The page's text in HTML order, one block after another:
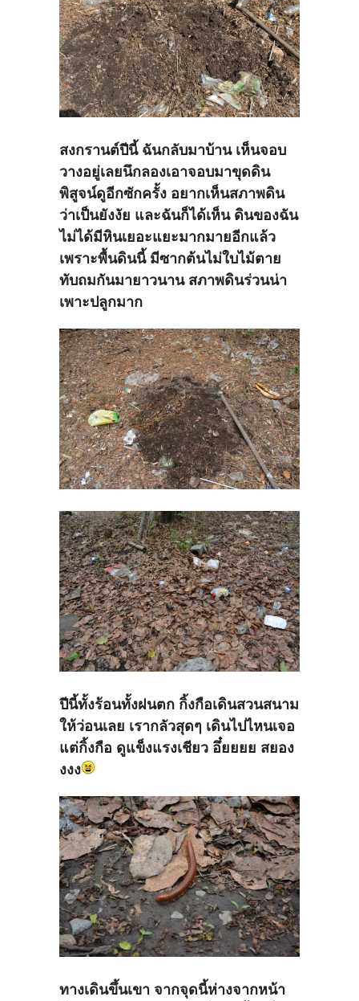
สงกรานต์ปีนี้ ฉันกลับมาบ้าน เห็นจอบ
วางอยู่เลยนึกลองเอาจอบมาขุดดิน
พิสูจน์ดูอีกซักครั้ง อยากเห็นสภาพดิน
ว่าเป็นยังงัย และฉันก็ได้เห็น ดินของฉัน
ไม่ได้มีหินเยอะแยะมากมายอีกแล้ว
เพราะพื้นดินนี้ มีซากต้นไม่ใบไม้ตาย
ทับถมกันมายาวนาน สภาพดินร่วนน่า
เพาะปลูกมาก
ปีนี้ทั้งร้อนทั้งฝนตก กิ้งกือเดินสวนสนาม
ให้ว่อนเลย เรากลัวสุดๆ เดินไปไหนเจอ
แต่กิ้งกือ ดูแข็งแรงเชียว อึ๋ยยยย สยอง
งงง
ทางเดินขึ้นเขา จากจุดนี้ห่างจากหน้า